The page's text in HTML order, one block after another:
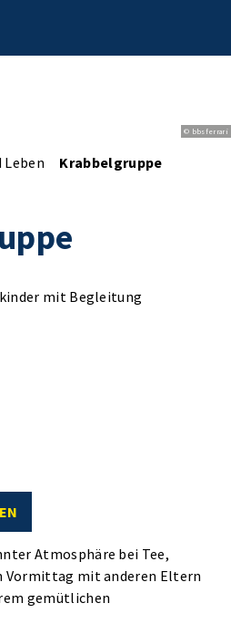
© bbsferrari
Leben Krabbelgruppe
mit Begleitung
Atmosphäre bei Tee,
Vormittag mit anderen Eltern
gemütlichen